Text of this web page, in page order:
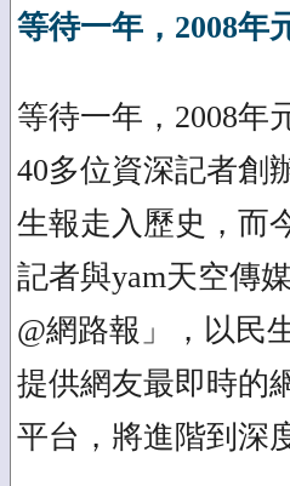
等待一年，2008年
等待一年，2008年
40多位資深記者創
生報走入歷史，而
記者與yam天空傳
@網路報」，以民
提供網友最即時的
平台，將進階到深